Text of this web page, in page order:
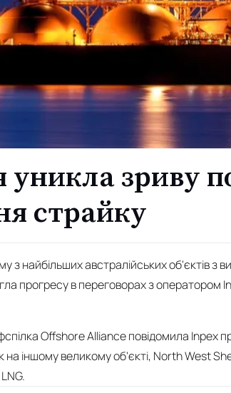
уникла зриву
страйку
з найбільших австралійських об'єктів з
прогресу в переговорах з оператором
Offshore Alliance повідомила Inpex
іншому великому об'єкті, North West